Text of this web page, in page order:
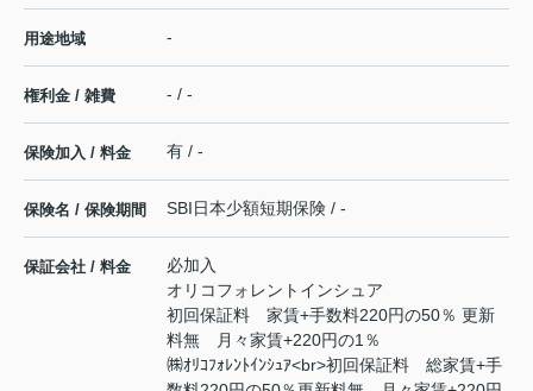
用途地域 -
権利金 / 雑費 - / -
保険加入 / 料金 有 / -
保険名 / 保険期間 SBI日本少額短期保険 / -
保証会社 / 料金
必加入
オリコフォレントインシュア
初回保証料 家賃+手数料220円の50％ 更新
料無 月々家賃+220円の1％
㈱ｵﾘｺﾌｫﾚﾝﾄｲﾝｼｭｱ<br>初回保証料 総家賃+手